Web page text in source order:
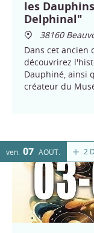
les
Delphinal"
38160
Dans cet ancien
découvrirez
Dauphiné, ainsi
créateur du
2
ven. 07 AOÛT